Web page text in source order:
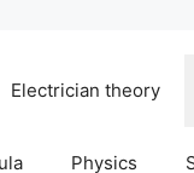
Electrician theory
Physics